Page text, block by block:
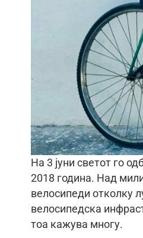
На 3 јуни светот го
2018 година. Над
велосипеди отколку
велосипедска
тоа кажува многу.